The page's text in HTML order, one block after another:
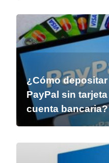
¿Cómo
PayPal sin
cuenta bancaria?